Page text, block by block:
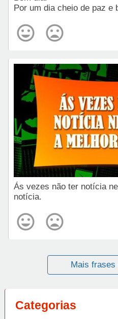
Por um dia cheio de paz e
Ás vezes não ter notícia
notícia.
Mais frases
Categorias